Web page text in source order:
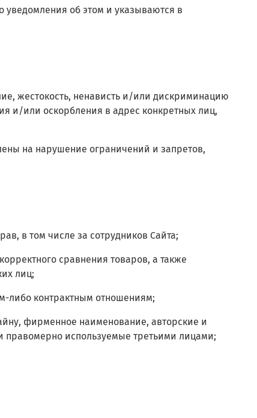
уведомления об этом и указываются в
жестокость, ненависть и/или дискриминацию
и/или оскорбления в адрес конкретных лиц,
на нарушение ограничений и запретов,
в том числе за сотрудников Сайта;
сравнения товаров, а также
лиц;
либо контрактным отношениям;
фирменное наименование, авторские и
правомерно используемые третьими лицами;